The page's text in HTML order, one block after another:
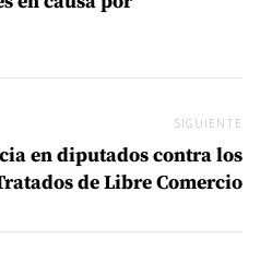
SIGUIENTE
en diputados contra los
de Libre Comercio